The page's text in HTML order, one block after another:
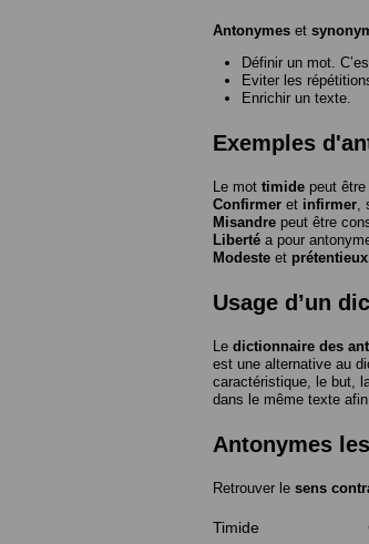
Antonymes et
Définir un mot.
Eviter les
Enrichir un texte.
Exemples
Le mot timide peut
Confirmer et infirmer
Misandre peut être
Liberté a pour
Modeste et prétentieux
Usage d’un
Le dictionnaire des
est une alternative au
caractéristique, le but,
dans le même texte
Antonymes
Retrouver le sens
Timide